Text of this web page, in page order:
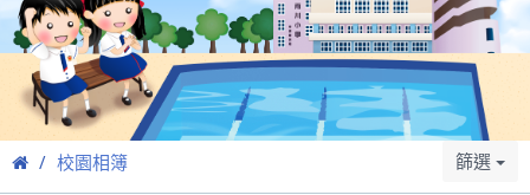
校園相簿 篩選